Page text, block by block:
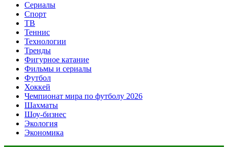
Сериалы
Спорт
ТВ
Теннис
Технологии
Тренды
Фигурное катание
Фильмы и сериалы
Футбол
Хоккей
Чемпионат мира по футболу 2026
Шахматы
Шоу-бизнес
Экология
Экономика